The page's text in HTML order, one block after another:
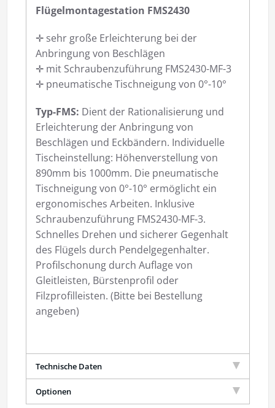
Flügelmontagestation FMS2430
✛ sehr große Erleichterung bei der
Anbringung von Beschlägen
✛ mit Schraubenzuführung FMS2430-MF-3
✛ pneumatische Tischneigung von 0°-10°
Typ-FMS: Dient der Rationalisierung und
Erleichterung der Anbringung von
Beschlägen und Eckbändern. Individuelle
Tischeinstellung: Höhenverstellung von
890mm bis 1000mm. Die pneumatische
Tischneigung von 0°-10° ermöglicht ein
ergonomisches Arbeiten. Inklusive
Schraubenzuführung FMS2430-MF-3.
Schnelles Drehen und sicherer Gegenhalt
des Flügels durch Pendelgegenhalter.
Profilschonung durch Auflage von
Gleitleisten, Bürstenprofil oder
Filzprofilleisten. (Bitte bei Bestellung
angeben)
Technische Daten
Optionen